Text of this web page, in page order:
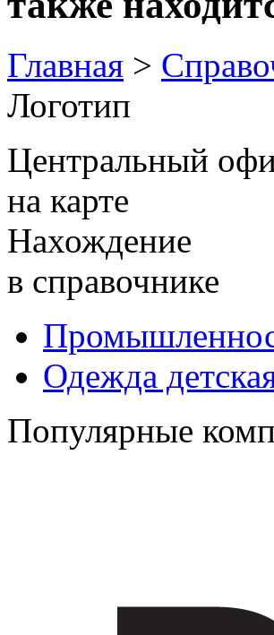
Главная >
Логотип
Центральный
на карте
Нахождение
в справочнике
Одежда
Популярные